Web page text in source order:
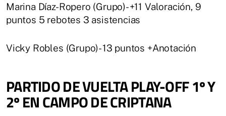
Marina Díaz-Ropero (Grupo)- +11 Valoración, 9
puntos 5 rebotes 3 asistencias
Vicky Robles (Grupo)- 13 puntos +Anotación
PARTIDO DE VUELTA PLAY-OFF 1º Y
2º EN CAMPO DE CRIPTANA